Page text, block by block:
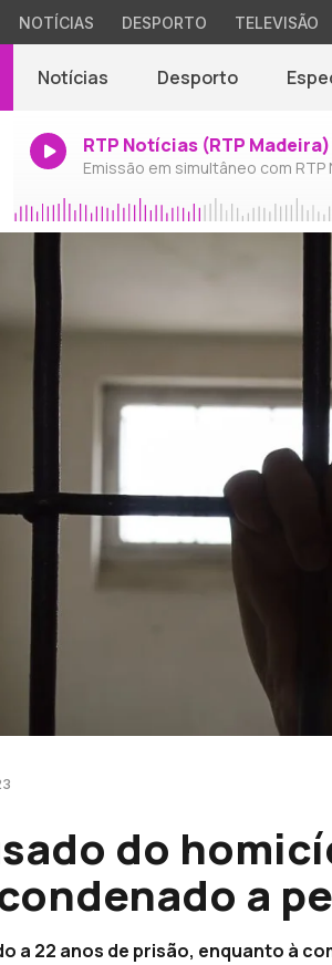
NOTÍCIAS DESPORTO TELEVISÃO
Notícias Desporto
RTP Notícias (RTP Madeira)
Emissão em simultâneo com RTP
do
a
a 22 anos de prisão, enquanto à